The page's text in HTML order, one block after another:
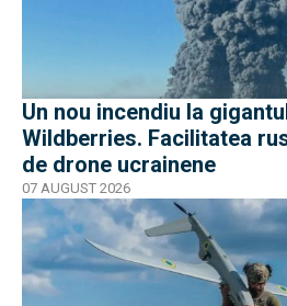
Un nou incendiu la
Wildberries. Facilitatea
de drone ucrainene
07 AUGUST 2026